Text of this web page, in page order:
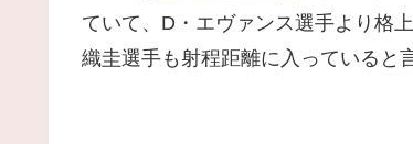
ていて、D・エヴァンス選手より格
織圭選手も射程距離に入っていると